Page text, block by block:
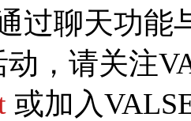
过聊天功能
动，请关注
或加入